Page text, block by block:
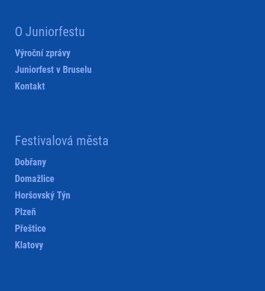
O Juniorfestu
Výroční zprávy
Juniorfest v Bruselu
Kontakt
Festivalová města
Dobřany
Domažlice
Horšovský Týn
Plzeň
Přeštice
Klatovy